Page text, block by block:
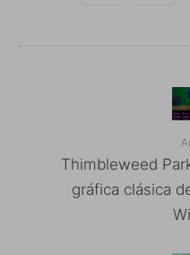
Thimbleweed
gráfica clásica